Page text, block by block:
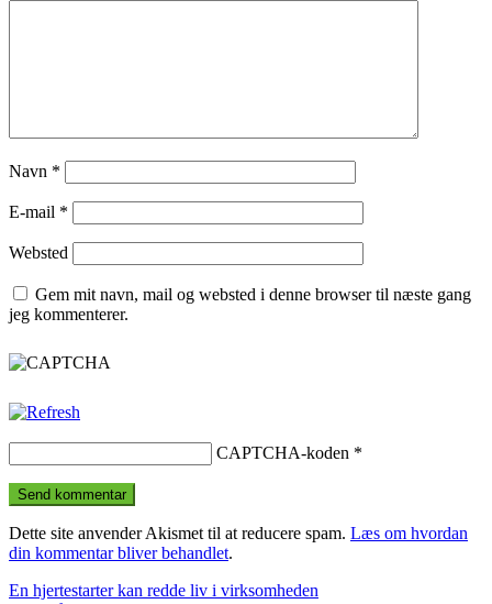
Navn *
E-mail *
Websted
Gem mit navn, mail og websted i denne browser til næste gang
jeg kommenterer.
CAPTCHA-koden *
Dette site anvender Akismet til at reducere spam. Læs om hvordan
din kommentar bliver behandlet.
Indlægsnavigation
Previous
En hjertestarter kan redde liv i virksomheden